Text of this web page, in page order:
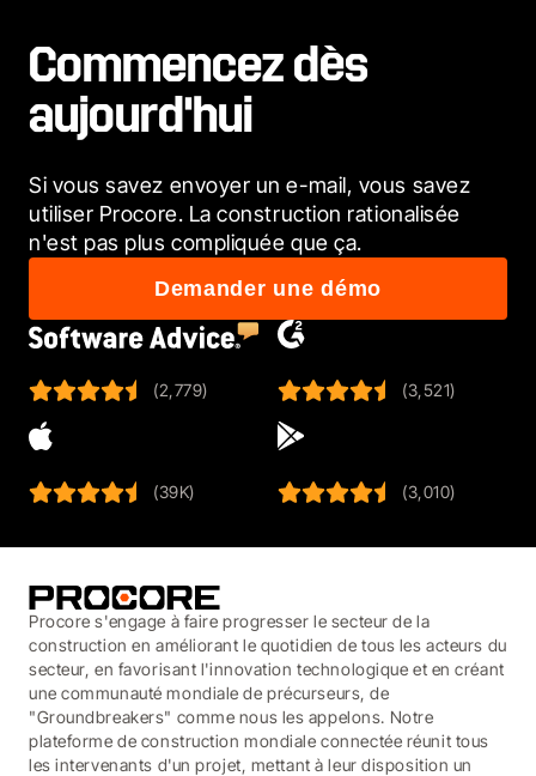
Commencez dès
aujourd'hui
Si vous savez envoyer un e-mail, vous savez
utiliser Procore. La construction rationalisée
n'est pas plus compliquée que ça.
Demander une démo
(2,779) (3,521)
(39K) (3,010)
Procore s'engage à faire progresser le secteur de la
construction en améliorant le quotidien de tous les acteurs du
secteur, en favorisant l'innovation technologique et en créant
une communauté mondiale de précurseurs, de
"Groundbreakers" comme nous les appelons. Notre
plateforme de construction mondiale connectée réunit tous
les intervenants d'un projet, mettant à leur disposition un